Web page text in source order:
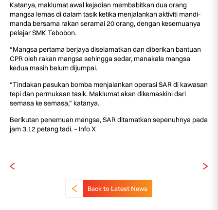
Katanya, maklumat awal kejadian membabitkan dua orang
mangsa lemas di dalam tasik ketika menjalankan aktiviti mandi-
manda bersama rakan seramai 20 orang, dengan kesemuanya
pelajar SMK Tebobon.
“Mangsa pertama berjaya diselamatkan dan diberikan bantuan
CPR oleh rakan mangsa sehingga sedar, manakala mangsa
kedua masih belum dijumpai.
“Tindakan pasukan bomba menjalankan operasi SAR di kawasan
tepi dan permukaan tasik. Maklumat akan dikemaskini dari
semasa ke semasa,” katanya.
Berikutan penemuan mangsa, SAR ditamatkan sepenuhnya pada
jam 3.12 petang tadi. – Info X
Back to Latest News